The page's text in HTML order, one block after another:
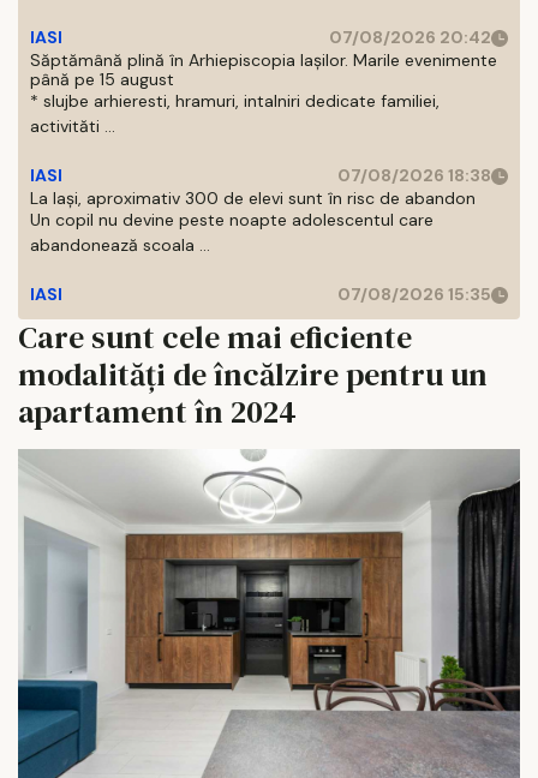
IASI
07/08/2026 20:42
Săptămână plină în Arhiepiscopia Iașilor. Marile evenimente
până pe 15 august
* slujbe arhieresti, hramuri, intalniri dedicate familiei,
activităti ...
IASI
07/08/2026 18:38
La Iași, aproximativ 300 de elevi sunt în risc de abandon
Un copil nu devine peste noapte adolescentul care
abandonează scoala ...
IASI 07/08/2026 15:35
Care sunt cele mai eficiente
modalități de încălzire pentru un
apartament în 2024